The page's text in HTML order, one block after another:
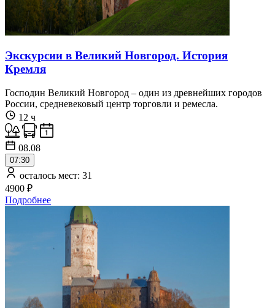
Экскурсии в Великий Новгород. История
Кремля
Господин Великий Новгород – один из древнейших городов
России, средневековый центр торговли и ремесла.
12 ч
08.08
07:30
осталось мест: 31
4900 ₽
Подробнее